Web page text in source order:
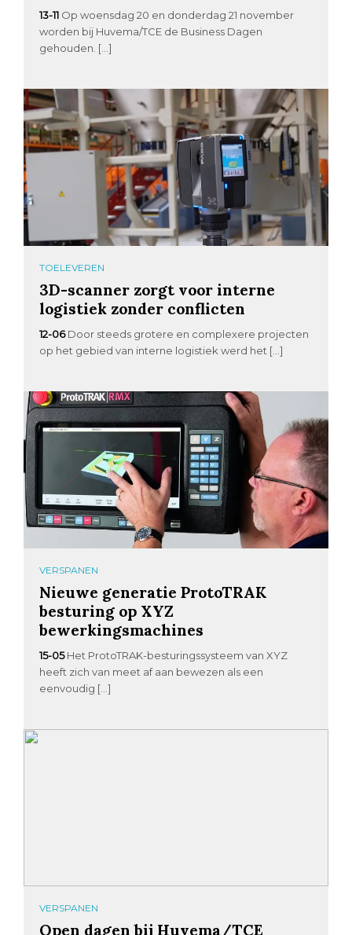
13-11 Op woensdag 20 en donderdag 21 november
worden bij Huvema/TCE de Business Dagen
gehouden. […]
TOELEVEREN
3D-scanner zorgt voor interne
logistiek zonder conflicten
12-06 Door steeds grotere en complexere projecten
op het gebied van interne logistiek werd het […]
VERSPANEN
Nieuwe generatie ProtoTRAK
besturing op XYZ
bewerkingsmachines
15-05 Het ProtoTRAK-besturingssysteem van XYZ
heeft zich van meet af aan bewezen als een
eenvoudig […]
VERSPANEN
Open dagen bij Huvema/TCE